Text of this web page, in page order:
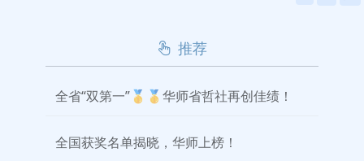
推荐
全省“双第一”🥇🥇华师省哲社再创佳绩！
全国获奖名单揭晓，华师上榜！